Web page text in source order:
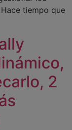
tiempo que
2